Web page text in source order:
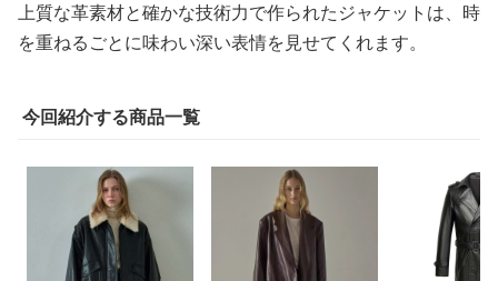
上質な革素材と確かな技術力で作られたジャケットは、時
を重ねるごとに味わい深い表情を見せてくれます。
今回紹介する商品一覧